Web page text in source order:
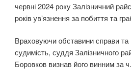
червні 2024 року Залізничний
років увʼязнення за побиття та
Враховуючи обставини справи
судимість, суддя Залізничного
Боровков визнав його винним за